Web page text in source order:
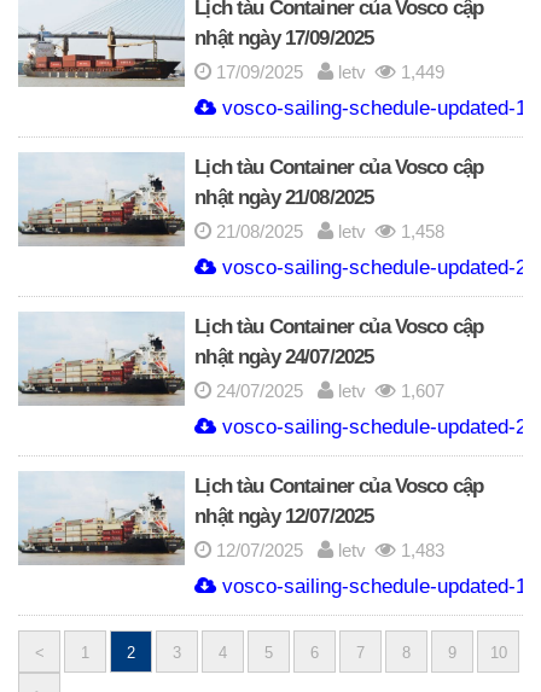
Lịch tàu Container của Vosco cập
nhật ngày 17/09/2025
17/09/2025 letv 1,449
vosco-sailing-schedule-updated-
Lịch tàu Container của Vosco cập
nhật ngày 21/08/2025
21/08/2025 letv 1,458
vosco-sailing-schedule-updated-
Lịch tàu Container của Vosco cập
nhật ngày 24/07/2025
24/07/2025 letv 1,607
vosco-sailing-schedule-updated-
Lịch tàu Container của Vosco cập
nhật ngày 12/07/2025
12/07/2025 letv 1,483
vosco-sailing-schedule-updated-
Posts
< 1 2 3 4 5 6 7 8 9 10